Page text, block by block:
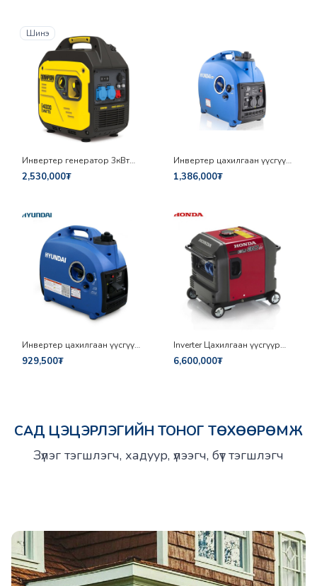
Шинэ
Инвертер генератор 3кВт
Champion 500809-MN
2,530,000₮
Инвертер цахилгаан үүсгүүр
1.6/1.8кВт Hyundai HY2000I
1,386,000₮
Инвертер цахилгаан үүсгүүр
0.9/1.0кВт Hyundai HY1000I
929,500₮
Inverter Цахилгаан үүсгүүр
3кВт 220v Honda EU30is
6,600,000₮
САД ЦЭЦЭРЛЭГИЙН ТОНОГ ТӨХӨӨРӨМЖ
Зүлэг тэгшлэгч, хадуур, үлээгч, бүт тэгшлэгч